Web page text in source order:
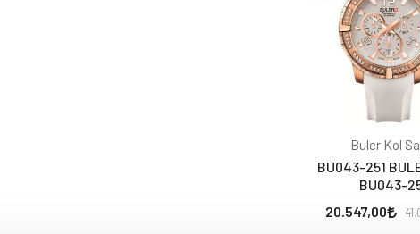
Buler Kol
BU043-251
BU043-
20.547,00